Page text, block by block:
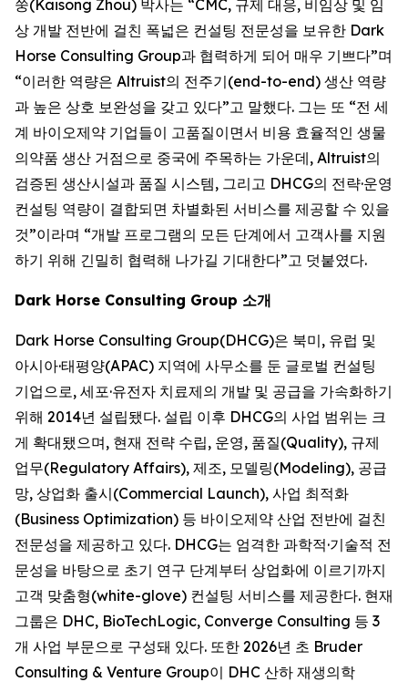
쑹(Kaisong Zhou) 박사는 “CMC, 규제 대응, 비임상 및 임
상 개발 전반에 걸친 폭넓은 컨설팅 전문성을 보유한 Dark
Horse Consulting Group과 협력하게 되어 매우 기쁘다”며
“이러한 역량은 Altruist의 전주기(end-to-end) 생산 역량
과 높은 상호 보완성을 갖고 있다”고 말했다. 그는 또 “전 세
계 바이오제약 기업들이 고품질이면서 비용 효율적인 생물
의약품 생산 거점으로 중국에 주목하는 가운데, Altruist의
검증된 생산시설과 품질 시스템, 그리고 DHCG의 전략·운영
컨설팅 역량이 결합되면 차별화된 서비스를 제공할 수 있을
것”이라며 “개발 프로그램의 모든 단계에서 고객사를 지원
하기 위해 긴밀히 협력해 나가길 기대한다”고 덧붙였다.
Dark Horse Consulting Group 소개
Dark Horse Consulting Group(DHCG)은 북미, 유럽 및
아시아·태평양(APAC) 지역에 사무소를 둔 글로벌 컨설팅
기업으로, 세포·유전자 치료제의 개발 및 공급을 가속화하기
위해 2014년 설립됐다. 설립 이후 DHCG의 사업 범위는 크
게 확대됐으며, 현재 전략 수립, 운영, 품질(Quality), 규제
업무(Regulatory Affairs), 제조, 모델링(Modeling), 공급
망, 상업화 출시(Commercial Launch), 사업 최적화
(Business Optimization) 등 바이오제약 산업 전반에 걸친
전문성을 제공하고 있다. DHCG는 엄격한 과학적·기술적 전
문성을 바탕으로 초기 연구 단계부터 상업화에 이르기까지
고객 맞춤형(white-glove) 컨설팅 서비스를 제공한다. 현재
그룹은 DHC, BioTechLogic, Converge Consulting 등 3
개 사업 부문으로 구성돼 있다. 또한 2026년 초 Bruder
Consulting & Venture Group이 DHC 산하 재생의학